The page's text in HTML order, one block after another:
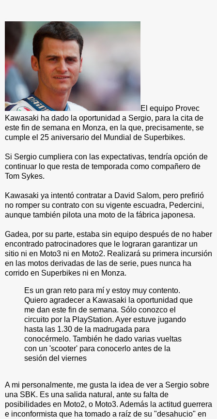
El equipo Provec
Kawasaki ha dado la oportunidad a Sergio, para la cita de
este fin de semana en Monza, en la que, precisamente, se
cumple el 25 aniversario del Mundial de Superbikes.
Si Sergio cumpliera con las expectativas, tendría opción de
continuar lo que resta de temporada como compañero de
Tom Sykes.
Kawasaki ya intentó contratar a David Salom, pero prefirió
no romper su contrato con su vigente escuadra, Pedercini,
aunque también pilota una moto de la fábrica japonesa.
Gadea, por su parte, estaba sin equipo después de no haber
encontrado patrocinadores que le lograran garantizar un
sitio ni en Moto3 ni en Moto2. Realizará su primera incursión
en las motos derivadas de las de serie, pues nunca ha
corrido en Superbikes ni en Monza.
Es un gran reto para mí y estoy muy contento.
Quiero agradecer a Kawasaki la oportunidad que
me dan este fin de semana. Sólo conozco el
circuito por la PlayStation. Ayer estuve jugando
hasta las 1.30 de la madrugada para
conocérmelo. También he dado varias vueltas
con un 'scooter' para conocerlo antes de la
sesión del viernes
A mi personalmente, me gusta la idea de ver a Sergio sobre
una SBK. Es una salida natural, ante su falta de
posibilidades en Moto2, o Moto3. Además la actitud guerrera
e inconformista que ha tomado a raíz de su "desahucio" en